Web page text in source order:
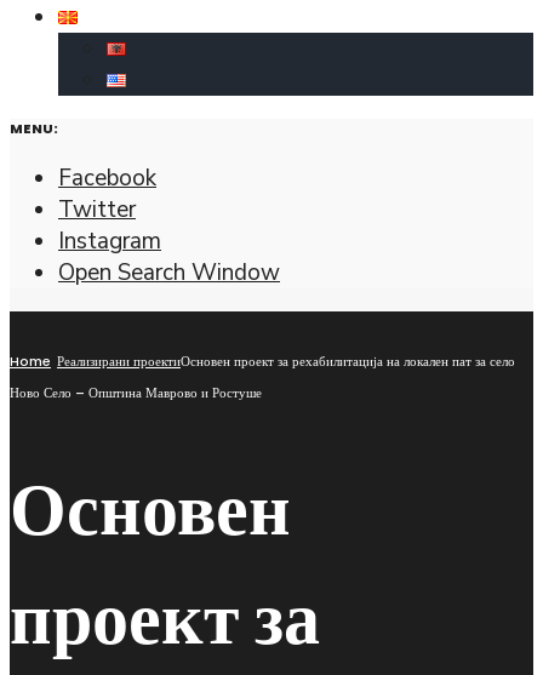
MENU:
Facebook
Twitter
Instagram
Open Search Window
Home Реализирани проектиОсновен проект за рехабилитација на локален пат за село
Ново Село – Општина Маврово и Ростуше
Основен
проект за